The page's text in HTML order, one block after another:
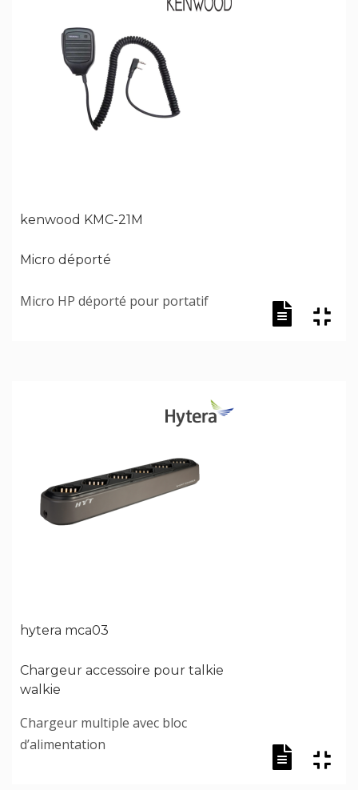
kenwood KMC-21M
Micro déporté
Micro HP déporté pour portatif
hytera mca03
Chargeur accessoire pour talkie
walkie
Chargeur multiple avec bloc
d’alimentation